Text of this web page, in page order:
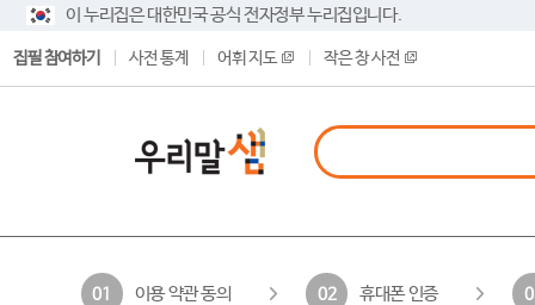
이 누리집은 대한민국 공식 전자정부 누리집입니다.
집필 참여하기 사전 통계 어휘 지도 작은 창 사전
01 이용 약관 동의 02 휴대폰 인증